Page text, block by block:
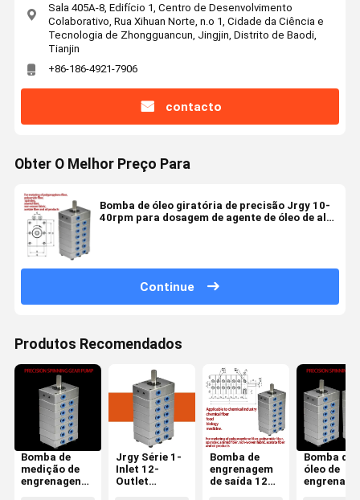
Sala 405A-8, Edifício 1, Centro de Desenvolvimento
Colaborativo, Rua Xihuan Norte, n.o 1, Cidade da Ciência e
Tecnologia de Zhongguancun, Jingjin, Distrito de Baodi,
Tianjin
+86-186-4921-7906
contacto
Obter O Melhor Preço Para
Bomba de óleo giratória de precisão Jrgy 10-
40rpm para dosagem de agente de óleo de alta
Continue
Produtos Recomendados
Bomba de
medição de
engrenagens
Jrgy Série 1-
Inlet 12-
Outlet
Bomba de
engrenagem
de saída 12
Bomba de
óleo de